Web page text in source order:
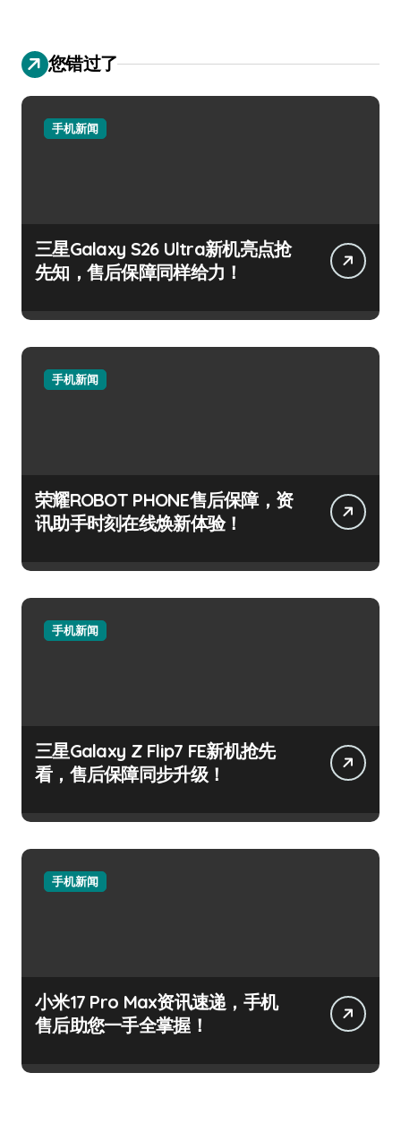
您错过了
手机新闻
三星Galaxy S26 Ultra新机亮点抢
先知，售后保障同样给力！
手机新闻
荣耀ROBOT PHONE售后保障，资
讯助手时刻在线焕新体验！
手机新闻
三星Galaxy Z Flip7 FE新机抢先
看，售后保障同步升级！
手机新闻
小米17 Pro Max资讯速递，手机
售后助您一手全掌握！